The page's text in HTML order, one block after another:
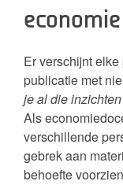
economie
Er verschijnt
publicatie met
je al die
Als
verschillende
gebrek aan
behoefte